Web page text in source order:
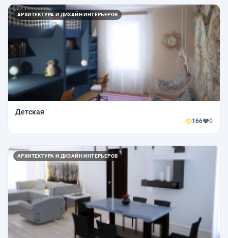
АРХИТЕКТУРА И ДИЗАЙН ИНТЕРЬЕРОВ
Детская
166 0
АРХИТЕКТУРА И ДИЗАЙН ИНТЕРЬЕРОВ